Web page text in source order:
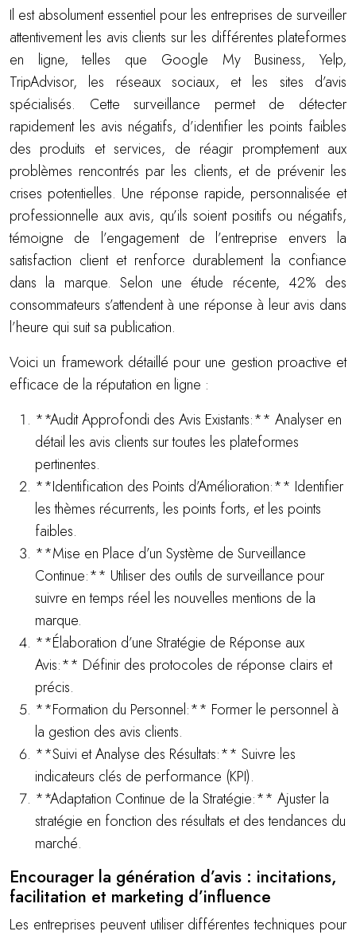
Il est absolument essentiel pour les entreprises de surveiller
attentivement les avis clients sur les différentes plateformes
en ligne, telles que Google My Business, Yelp,
TripAdvisor, les réseaux sociaux, et les sites d’avis
spécialisés. Cette surveillance permet de détecter
rapidement les avis négatifs, d’identifier les points faibles
des produits et services, de réagir promptement aux
problèmes rencontrés par les clients, et de prévenir les
crises potentielles. Une réponse rapide, personnalisée et
professionnelle aux avis, qu’ils soient positifs ou négatifs,
témoigne de l’engagement de l’entreprise envers la
satisfaction client et renforce durablement la confiance
dans la marque. Selon une étude récente, 42% des
consommateurs s’attendent à une réponse à leur avis dans
l’heure qui suit sa publication.
Voici un framework détaillé pour une gestion proactive et
efficace de la réputation en ligne :
**Audit Approfondi des Avis Existants:** Analyser en
détail les avis clients sur toutes les plateformes
pertinentes.
**Identification des Points d’Amélioration:** Identifier
les thèmes récurrents, les points forts, et les points
faibles.
**Mise en Place d’un Système de Surveillance
Continue:** Utiliser des outils de surveillance pour
suivre en temps réel les nouvelles mentions de la
marque.
**Élaboration d’une Stratégie de Réponse aux
Avis:** Définir des protocoles de réponse clairs et
précis.
**Formation du Personnel:** Former le personnel à
la gestion des avis clients.
**Suivi et Analyse des Résultats:** Suivre les
indicateurs clés de performance (KPI).
**Adaptation Continue de la Stratégie:** Ajuster la
stratégie en fonction des résultats et des tendances du
marché.
Encourager la génération d’avis : incitations,
facilitation et marketing d’influence
Les entreprises peuvent utiliser différentes techniques pour